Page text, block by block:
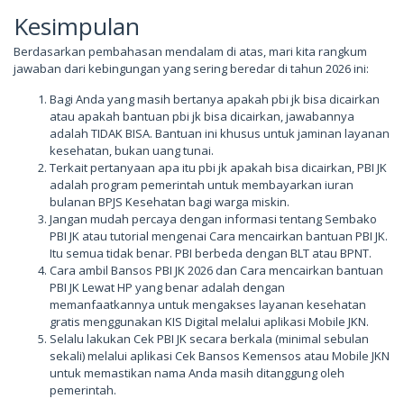
Kesimpulan
Berdasarkan pembahasan mendalam di atas, mari kita rangkum
jawaban dari kebingungan yang sering beredar di tahun 2026 ini:
Bagi Anda yang masih bertanya apakah pbi jk bisa dicairkan
atau apakah bantuan pbi jk bisa dicairkan, jawabannya
adalah TIDAK BISA. Bantuan ini khusus untuk jaminan layanan
kesehatan, bukan uang tunai.
Terkait pertanyaan apa itu pbi jk apakah bisa dicairkan, PBI JK
adalah program pemerintah untuk membayarkan iuran
bulanan BPJS Kesehatan bagi warga miskin.
Jangan mudah percaya dengan informasi tentang Sembako
PBI JK atau tutorial mengenai Cara mencairkan bantuan PBI JK.
Itu semua tidak benar. PBI berbeda dengan BLT atau BPNT.
Cara ambil Bansos PBI JK 2026 dan Cara mencairkan bantuan
PBI JK Lewat HP yang benar adalah dengan
memanfaatkannya untuk mengakses layanan kesehatan
gratis menggunakan KIS Digital melalui aplikasi Mobile JKN.
Selalu lakukan Cek PBI JK secara berkala (minimal sebulan
sekali) melalui aplikasi Cek Bansos Kemensos atau Mobile JKN
untuk memastikan nama Anda masih ditanggung oleh
pemerintah.